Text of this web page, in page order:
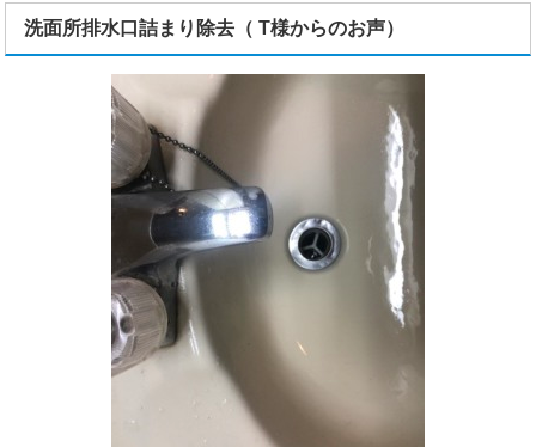
洗面所排水口詰まり除去（ T様からのお声）